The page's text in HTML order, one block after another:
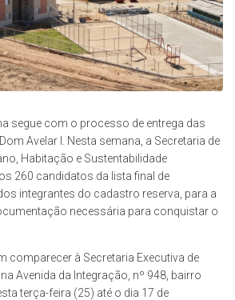
segue com o processo de entrega das
Avelar I. Nesta semana, a Secretaria de
Habitação e Sustentabilidade
260 candidatos da lista final de
integrantes do cadastro reserva, para a
necessária para conquistar o
comparecer à Secretaria Executiva de
Avenida da Integração, nº 948, bairro
terça-feira (25) até o dia 17 de